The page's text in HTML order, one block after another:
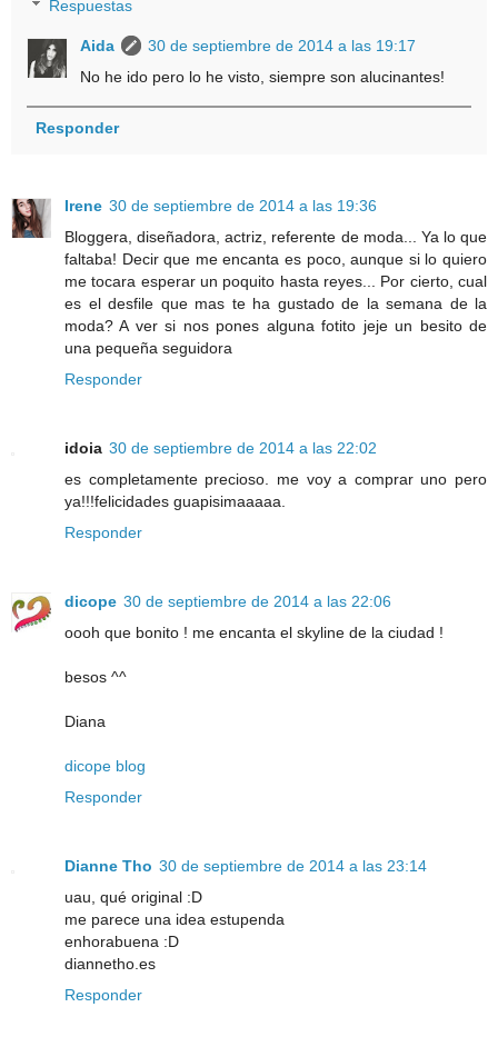
Respuestas
Aida
30 de septiembre de 2014 a las 19:17
No he ido pero lo he visto, siempre son alucinantes!
Responder
Irene 30 de septiembre de 2014 a las 19:36
Bloggera, diseñadora, actriz, referente de moda... Ya lo que
faltaba! Decir que me encanta es poco, aunque si lo quiero
me tocara esperar un poquito hasta reyes... Por cierto, cual
es el desfile que mas te ha gustado de la semana de la
moda? A ver si nos pones alguna fotito jeje un besito de
una pequeña seguidora
Responder
idoia 30 de septiembre de 2014 a las 22:02
es completamente precioso. me voy a comprar uno pero
ya!!!felicidades guapisimaaaaa.
Responder
dicope 30 de septiembre de 2014 a las 22:06
oooh que bonito ! me encanta el skyline de la ciudad !
besos ^^
Diana
dicope blog
Responder
Dianne Tho 30 de septiembre de 2014 a las 23:14
uau, qué original :D
me parece una idea estupenda
enhorabuena :D
diannetho.es
Responder